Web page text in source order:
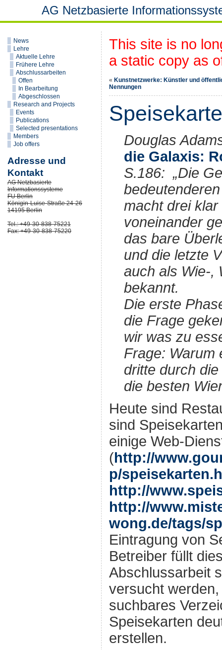
AG Netzbasierte
News
Lehre
Aktuelle Lehre
Frühere Lehre
Abschlussarbeiten
Offen
In Bearbeitung
Abgeschlossen
Research and Projects
Events
Publications
Selected presentations
Members
Job offers
Adresse und
Kontakt
AG Netzbasierte
Informationssysteme
FU Berlin
Königin-Luise-Straße 24-26
14195 Berlin
Tel.: +49-30-838-75221
Fax: +49-30-838-75220
This site is no
a static copy as
« Kunstnetzwerke: Künstler und
Nennungen
Douglas
die Galaxis:
S.186: „Die
macht drei
voneinander
das bare
und die letzte
auch als Wie-,
bekannt.
Die erste
die Frage
wir was zu
Frage: Warum
dritte durch
die besten
Heute sind
sind
einige Web-
(http://
p/
http://
http://
wong.de/tags/
Eintragung von
Betreiber füllt
Abschlussarbeit
versucht
suchbares
Speisekarten
erstellen.